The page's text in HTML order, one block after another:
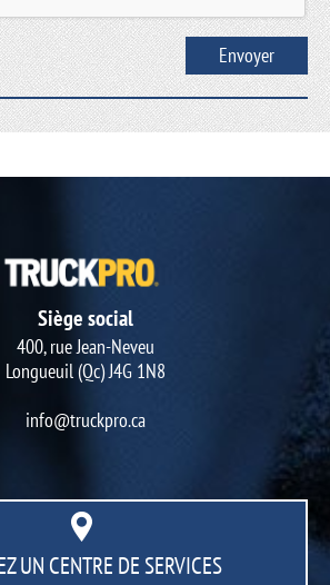
Siège social
400, rue Jean-Neveu
Longueuil (Qc) J4G 1N8
info@truckpro.ca
UN CENTRE DE SERVICES